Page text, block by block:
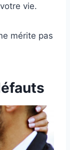
vie.
mérite pas